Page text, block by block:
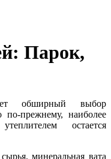
Парок,
обширный выбор
по-прежнему, наиболее
остается
минеральная вата